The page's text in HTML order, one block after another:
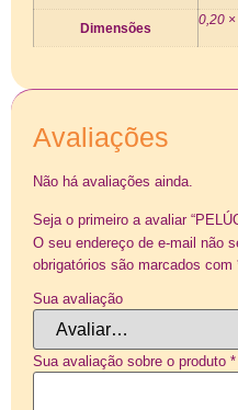
Dimensões
0,20
Avaliações
Não há avaliações ainda.
Seja o primeiro a avaliar
O seu endereço de e-mail não
obrigatórios são marcados com
Sua avaliação
Sua avaliação sobre o produto *